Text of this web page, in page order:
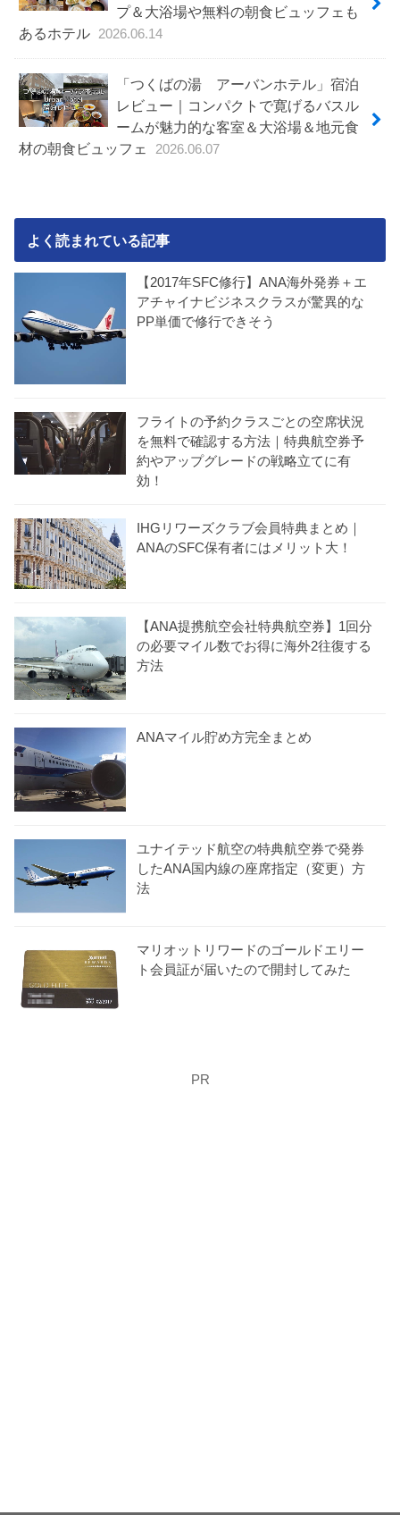
プ＆大浴場や無料の朝食ビュッフェも
あるホテル
2026.06.14
「つくばの湯 アーバンホテル」宿泊
レビュー｜コンパクトで寛げるバスル
ームが魅力的な客室＆大浴場＆地元食
材の朝食ビュッフェ
2026.06.07
よく読まれている記事
【2017年SFC修行】ANA海外発券＋エ
アチャイナビジネスクラスが驚異的な
PP単価で修行できそう
フライトの予約クラスごとの空席状況
を無料で確認する方法｜特典航空券予
約やアップグレードの戦略立てに有
効！
IHGリワーズクラブ会員特典まとめ｜
ANAのSFC保有者にはメリット大！
【ANA提携航空会社特典航空券】1回分
の必要マイル数でお得に海外2往復する
方法
ANAマイル貯め方完全まとめ
ユナイテッド航空の特典航空券で発券
したANA国内線の座席指定（変更）方
法
マリオットリワードのゴールドエリー
ト会員証が届いたので開封してみた
PR